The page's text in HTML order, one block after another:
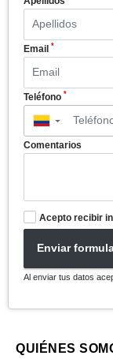
Email *
Teléfono *
▼
Comentarios
Acepto recibir
Enviar
Al enviar tus datos
QUIÉNES